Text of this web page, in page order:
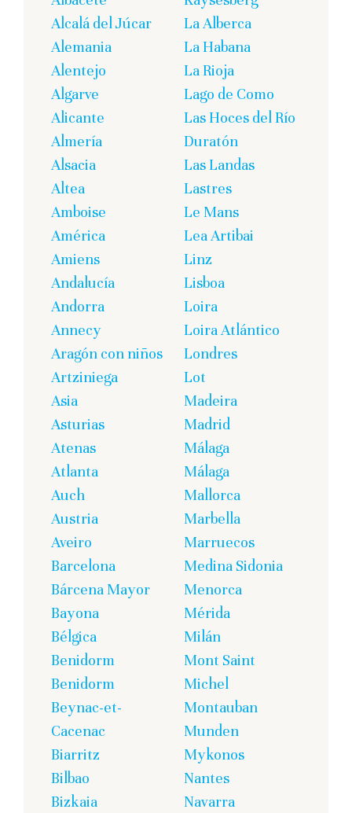
Alcalá del Júcar
Alemania
Alentejo
Algarve
Alicante
Almería
Alsacia
Altea
Amboise
América
Amiens
Andalucía
Andorra
Annecy
Aragón con niños
Artziniega
Asia
Asturias
Atenas
Atlanta
Auch
Austria
Aveiro
Barcelona
Bárcena Mayor
Bayona
Bélgica
Benidorm
Benidorm
Beynac-et-
Cacenac
Biarritz
Bilbao
Bizkaia
La Alberca
La Habana
La Rioja
Lago de Como
Las Hoces del Río
Duratón
Las Landas
Lastres
Le Mans
Lea Artibai
Linz
Lisboa
Loira
Loira Atlántico
Londres
Lot
Madeira
Madrid
Málaga
Málaga
Mallorca
Marbella
Marruecos
Medina Sidonia
Menorca
Mérida
Milán
Mont Saint
Michel
Montauban
Munden
Mykonos
Nantes
Navarra